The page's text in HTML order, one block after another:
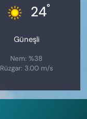
24°
Güneşli
Nem: %38
Rüzgar: 3.00 m/s